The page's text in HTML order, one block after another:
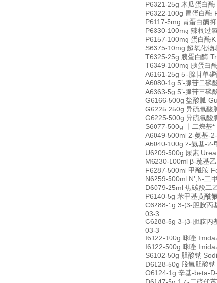
P6321-25g 木瓜蛋白
P6322-100g 胃蛋白酶
P6117-5mg 胃蛋白酶
P6330-100mg 辣根过
P6157-100mg 蛋白酶
S6375-10mg 超氧化
T6325-25g 胰蛋白酶
T6349-100mg 胰蛋白
A6161-25g 5’-腺苷单
A6080-1g 5’-腺苷二磷
A6363-5g 5’-腺苷三磷
G6166-500g 盐酸胍
G6225-250g 异硫氰酸
G6225-500g 异硫氰酸
S6077-500g 十二烷基
A6049-500ml 2-氨基-
A6040-100g 2-氨基-2-
U6209-500g 尿素
M6230-100ml β-巯基
F6287-500ml 甲酰胺
N6259-500ml N’,N-二
D6079-25ml 焦碳酸二
P6140-5g 苯甲基黄酰
C6288-1g 3-(3-胆胺丙
03-3
C6288-5g 3-(3-胆胺丙
03-3
I6122-100g 咪唑
I6122-500g 咪唑
S6102-50g 胆酸钠
D6128-50g 脱氧胆酸
O6124-1g 辛基-beta-